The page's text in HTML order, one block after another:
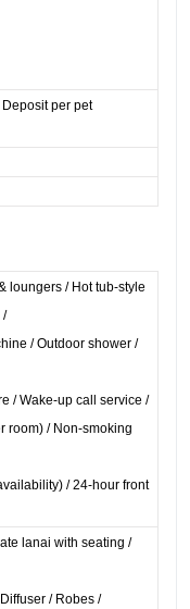
per pet
loungers / Hot tub-style
/
/ Outdoor shower /
/ Wake-up call service /
room) / Non-smoking
/ 24-hour front
lanai with seating /
/ Robes /